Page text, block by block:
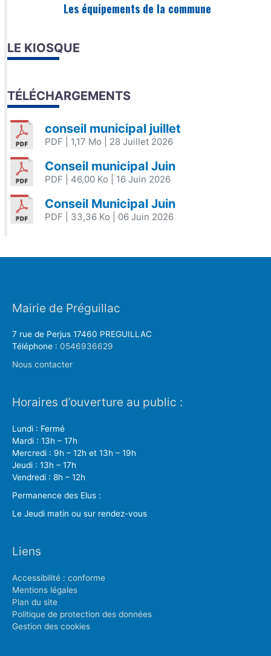
Les équipements de la commune
LE KIOSQUE
TÉLÉCHARGEMENTS
conseil municipal juillet
PDF | 1,17 Mo | 28 Juillet 2026
Conseil municipal Juin
PDF | 46,00 Ko | 16 Juin 2026
Conseil Municipal Juin
PDF | 33,36 Ko | 06 Juin 2026
Mairie de Préguillac
7 rue de Perjus 17460 PREGUILLAC
Téléphone : 0546936629
Nous contacter
Horaires d’ouverture au public :
Lundi : Fermé
Mardi : 13h – 17h
Mercredi : 9h – 12h et 13h – 19h
Jeudi : 13h – 17h
Vendredi : 8h – 12h
Permanence des Elus :
Le Jeudi matin ou sur rendez-vous
Liens
Accessibilité : conforme
Mentions légales
Plan du site
Politique de protection des données
Gestion des cookies